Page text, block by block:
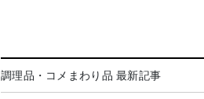
調理品・コメまわり品 最新記事